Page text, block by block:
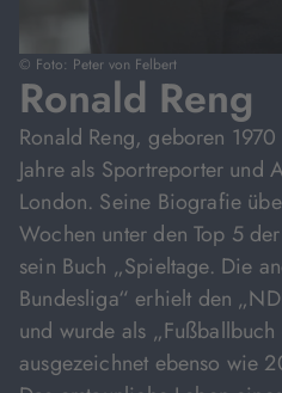
© Foto: Peter von Felbert
Ronald Reng
Ronald Reng, geboren
Jahre als Sportreporter und
London. Seine Biografie
Wochen unter den Top 5
sein Buch „Spieltage. Die
Bundesliga“ erhielt den
und wurde als „Fußballbuch
ausgezeichnet ebenso wie